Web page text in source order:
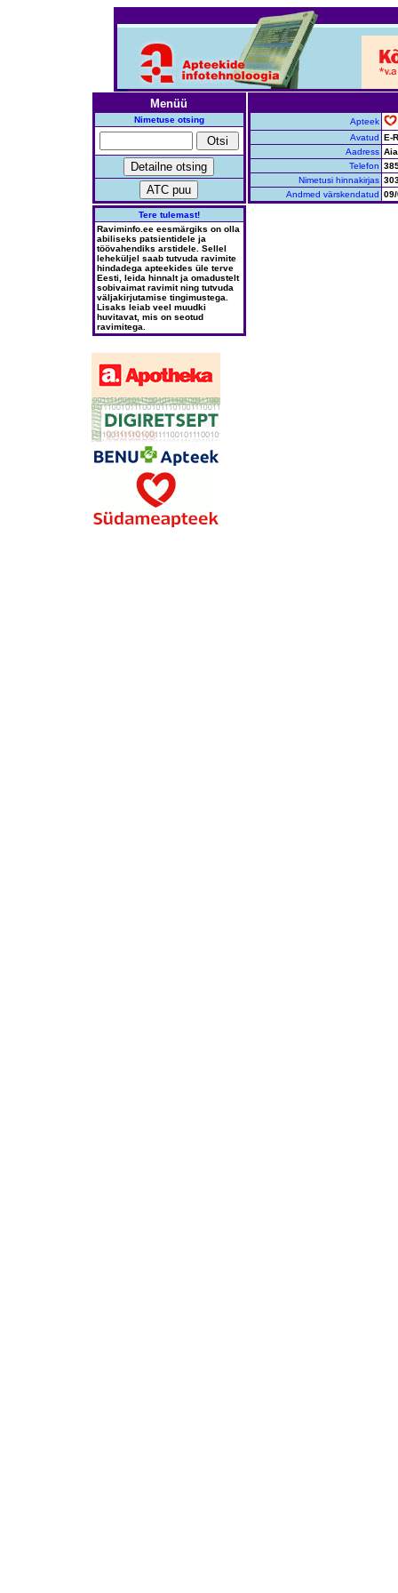
Menüü
Nimetuse otsing
Tere tulemast!
Raviminfo.ee eesmärgiks on olla
abiliseks patsientidele ja
töövahendiks arstidele. Sellel
leheküljel saab tutvuda ravimite
hindadega apteekides üle terve
Eesti, leida hinnalt ja omadustelt
sobivaimat ravimit ning tutvuda
väljakirjutamise tingimustega.
Lisaks leiab veel muudki
huvitavat, mis on seotud
ravimitega.
Apteek
Avatud E-
Aadress
Telefon
Nimetusi hinnakirjas
Andmed värskendatud